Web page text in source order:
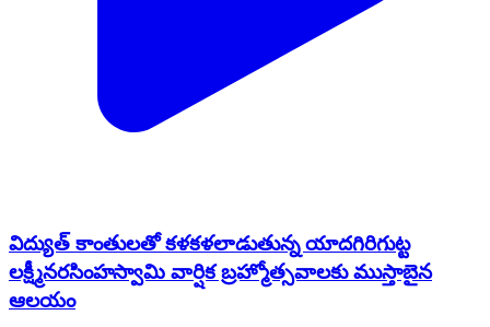
విద్యుత్ కాంతులతో కళకళలాడుతున్న యాదగిరిగుట్ట
లక్ష్మీనరసింహస్వామి వార్షిక బ్రహ్మోత్సవాలకు ముస్తాబైన
ఆలయం